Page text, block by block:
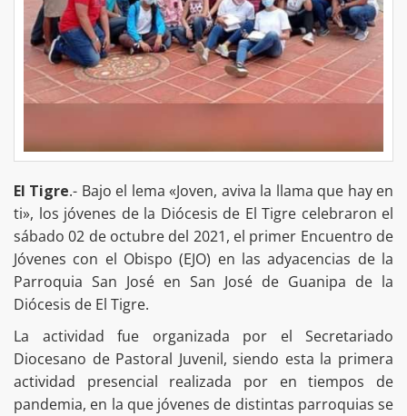
El Tigre.- Bajo el lema «Joven, aviva la llama que hay en
ti», los jóvenes de la Diócesis de El Tigre celebraron el
sábado 02 de octubre del 2021, el primer Encuentro de
Jóvenes con el Obispo (EJO) en las adyacencias de la
Parroquia San José en San José de Guanipa de la
Diócesis de El Tigre.
La actividad fue organizada por el Secretariado
Diocesano de Pastoral Juvenil, siendo esta la primera
actividad presencial realizada por en tiempos de
pandemia, en la que jóvenes de distintas parroquias se